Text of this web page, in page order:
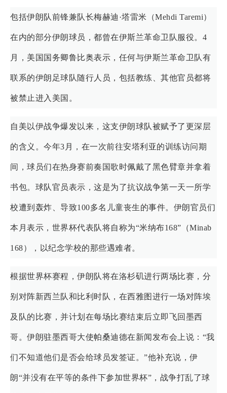
包括伊朗队前锋兼队长梅赫迪·塔雷米（Mehdi Taremi）
在内的部分伊朗球员，都曾在伊斯兰革命卫队服役。4
月，美国国务卿鲁比奥表示，任何与伊斯兰革命卫队有
联系的伊朗足球队随行人员，包括教练、其他官员都将
被禁止进入美国。
自美以伊战争爆发以来，这支伊朗球队被赋予了更深层
的含义。今年3月，在一次前往安塔利亚的训练访问期
间，球员们在热身赛前奏国歌时佩戴了黑色臂章并拿着
书包。球队官员表示，这是为了抗议战争第一天一所学
校遭到轰炸、导致100多名儿童丧生的事件。伊朗官员们
本月表示，世界杯代表队将自称为“米纳布168”（Minab
168），以纪念学校的那些遇难者。
根据世界杯赛程，伊朗队将在洛杉矶进行两场比赛，分
别对阵新西兰队和比利时队，在西雅图进行一场对阵埃
及队的比赛，并计划在每场比赛结束后立即飞回墨西
哥。伊朗驻墨西哥大使帕桑迪德在新闻发布会上说：“我
们不知道他们是否会给球员发签证。”他补充说，伊
朗“并没有在平等的条件下参加世界杯”，战争打乱了球